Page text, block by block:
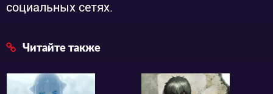
социальных сетях.
Читайте также